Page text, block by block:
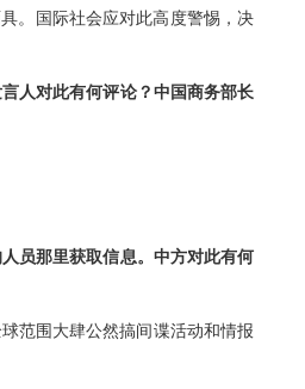
。国际社会应对此高度警惕，决
人对此有何评论？中国商务部长
员那里获取信息。中方对此有何
范围大肆公然搞间谍活动和情报